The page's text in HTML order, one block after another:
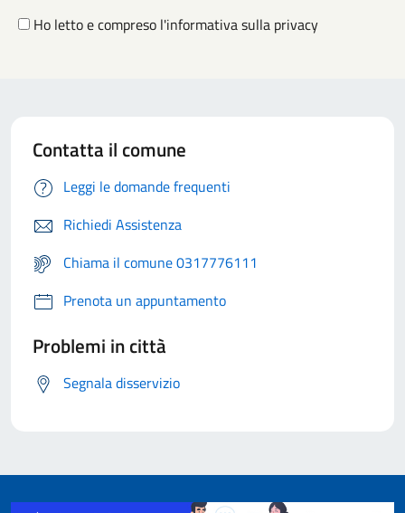
Ho letto e compreso l'informativa sulla privacy
Contatta il comune
Leggi le domande frequenti
Richiedi Assistenza
Chiama il comune 0317776111
Prenota un appuntamento
Problemi in città
Segnala disservizio